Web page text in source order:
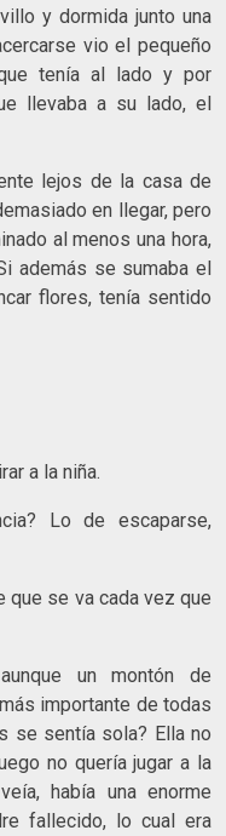
y dormida junto una
vio el pequeño
tenía al lado y por
llevaba a su lado, el
lejos de la casa de
en llegar, pero
al menos una hora,
además se sumaba el
flores, tenía sentido
a la niña.
Lo de escaparse,
que se va cada vez que
un montón de
importante de todas
se sentía sola? Ella no
no quería jugar a la
había una enorme
fallecido, lo cual era